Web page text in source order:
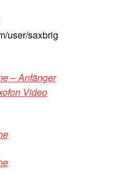
user/saxbrig
– Anfänger
Video